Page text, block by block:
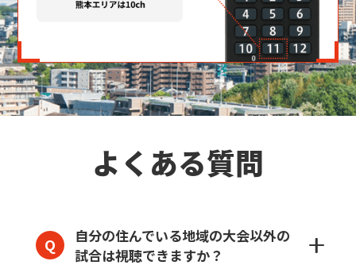
よくある質問
自分の住んでいる地域の大会以外の
試合は視聴できますか？